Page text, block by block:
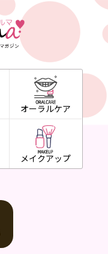
オーラルケア
メイクアップ